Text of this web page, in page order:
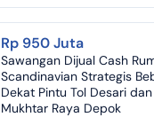
Rp 950 Juta
Sawangan Dijual Cash
Scandinavian Strategis
Dekat Pintu Tol Desari
Mukhtar Raya Depok